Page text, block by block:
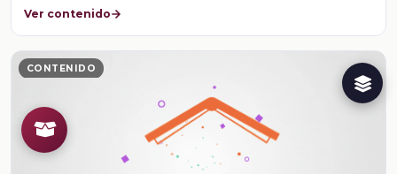
Ver contenido
CONTENIDO